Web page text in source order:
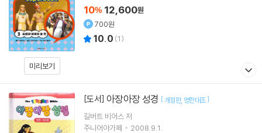
미리보기
10% 12,600원
700원
10.0 (1)
[도서] 아장아장 성경 [개정판 영한대조]
길버트 비어스 저
주니어아가페
2008.9.1.